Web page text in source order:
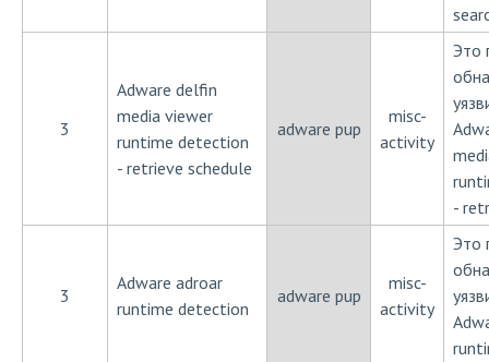
3
Adware delfin
media viewer
runtime detection
- retrieve schedule
adware pup
misc-
activity
Это
-
3
Adware adroar
runtime detection
adware pup
misc-
activity
Это